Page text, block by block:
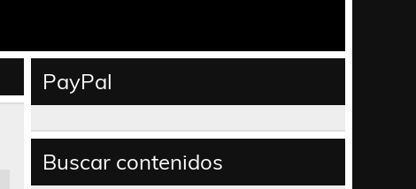
PayPal
Buscar contenidos